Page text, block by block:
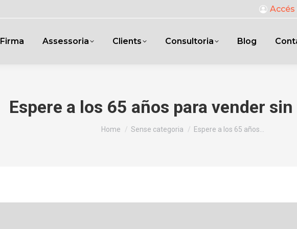
Firma Assessoria Clients Consultoria Blog
Espere a los 65 años para vender
You are here:
Home Sense categoria Espere a los 65 años…